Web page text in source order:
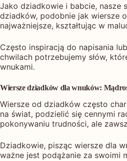
Jako dziadkowie i babcie, nasze
dziadków, podobnie jak wiersze
najważniejsze, kształtując w
Często inspiracją do napisania
chwilach potrzebujemy słów,
wnukami.
Wiersze dziadków dla wnuków:
Wiersze od dziadków często
na świat, podzielić się cennymi
pokonywaniu trudności, ale
Dziadkowie, pisząc wiersze dla
ważne jest podążanie za swoimi